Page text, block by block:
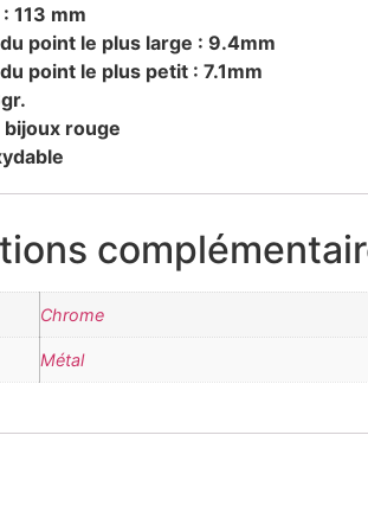
113 mm
point le plus large : 9.4mm
point le plus petit : 7.1mm
bijoux rouge
Chrome
Métal